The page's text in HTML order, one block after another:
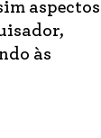
aspectos
às